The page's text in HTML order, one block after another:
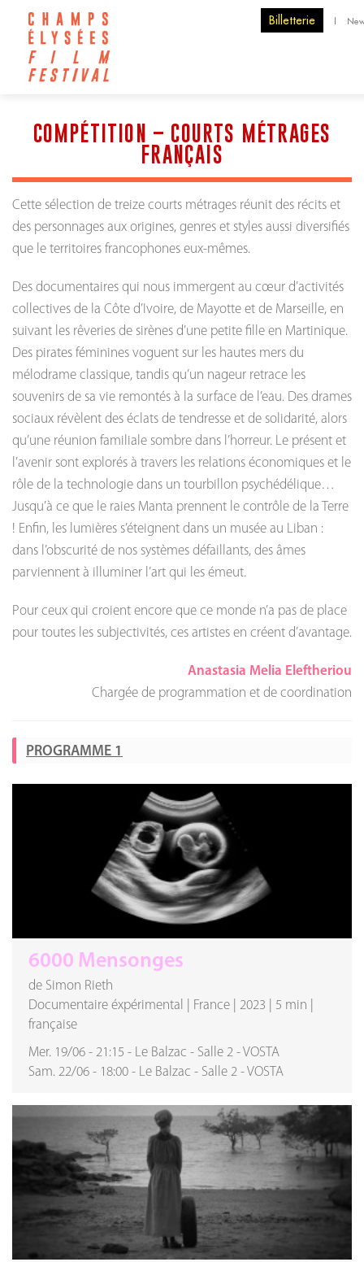
Billetterie
COMPÉTITION – COURTS MÉTRAGES
FRANÇAIS
Cette sélection de treize courts métrages réunit des récits et
des personnages aux origines, genres et styles aussi diversifiés
que le territoires francophones eux-mêmes.
Des documentaires qui nous immergent au cœur d’activités
collectives de la Côte d’Ivoire, de Mayotte et de Marseille, en
suivant les rêveries de sirènes d’une petite fille en Martinique.
Des pirates féminines voguent sur les hautes mers du
mélodrame classique, tandis qu’un nageur retrace les
souvenirs de sa vie remontés à la surface de l’eau. Des drames
sociaux révèlent des éclats de tendresse et de solidarité, alors
qu’une réunion familiale sombre dans l’horreur. Le présent et
l’avenir sont explorés à travers les relations économiques et le
rôle de la technologie dans un tourbillon psychédélique…
Jusqu’à ce que le raies Manta prennent le contrôle de la Terre
! Enfin, les lumières s’éteignent dans un musée au Liban :
dans l’obscurité de nos systèmes défaillants, des âmes
parviennent à illuminer l’art qui les émeut.
Pour ceux qui croient encore que ce monde n’a pas de place
pour toutes les subjectivités, ces artistes en créent d’avantage.
Anastasia Melia Eleftheriou
Chargée de programmation et de coordination
PROGRAMME 1
6000 Mensonges
de Simon Rieth
Documentaire éxpérimental
France 2023 5 min
française
Mer. 19/06 - 21:15 - Le Balzac - Salle 2 -VOSTA
Sam. 22/06 - 18:00 - Le Balzac - Salle 2 -VOSTA